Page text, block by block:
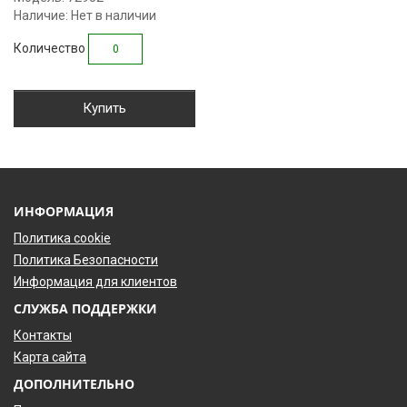
Наличие: Нет в наличии
Количество
Купить
ИНФОРМАЦИЯ
Политика cookie
Политика Безопасности
Информация для клиентов
СЛУЖБА ПОДДЕРЖКИ
Контакты
Карта сайта
ДОПОЛНИТЕЛЬНО